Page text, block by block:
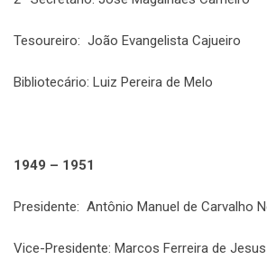
Tesoureiro: João Evangelista Cajueiro
Bibliotecário: Luiz Pereira de Melo
1949 – 1951
Presidente: Antônio Manuel de Carvalho
Vice-Presidente: Marcos Ferreira de Jesus